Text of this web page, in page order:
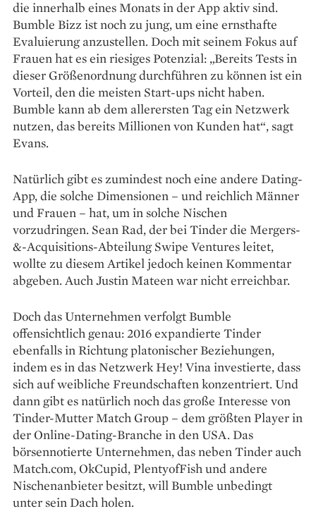
die innerhalb eines Monats in der App aktiv sind.
Bumble Bizz ist noch zu jung, um eine ernsthafte
Evaluierung anzustellen. Doch mit seinem Fokus auf
Frauen hat es ein riesiges Potenzial: „Bereits Tests in
dieser Größenordnung durchführen zu können ist ein
Vorteil, den die meisten Start-ups nicht haben.
Bumble kann ab dem allerersten Tag ein Netzwerk
nutzen, das bereits Millionen von Kunden hat“, sagt
Evans.
Natürlich gibt es zumindest noch eine andere Dating-
App, die ­solche Dimensionen – und reichlich Männer
und Frauen – hat, um in solche Nischen
vorzudringen. Sean Rad, der bei Tinder die Mergers-
&-­Acquisitions-Abteilung Swipe Ventures leitet,
wollte zu diesem Artikel jedoch keinen Kommentar
abgeben. Auch Justin Mateen war nicht erreichbar.
Doch das Unternehmen verfolgt Bumble
offensichtlich genau: 2016 expandierte Tinder
ebenfalls in Richtung platonischer Beziehungen,
indem es in das Netzwerk Hey! Vina investierte, dass
sich auf weibliche Freundschaften konzentriert. Und
dann gibt es natürlich noch das große Interesse von
Tinder-Mutter Match Group – dem größten Player in
der Online-Dating-Branche in den USA. Das
börsennotierte Unter­nehmen, das neben Tinder auch
Match.com, OkCupid, PlentyofFish und andere
Nischenanbieter besitzt, will Bumble unbedingt
unter sein Dach holen.